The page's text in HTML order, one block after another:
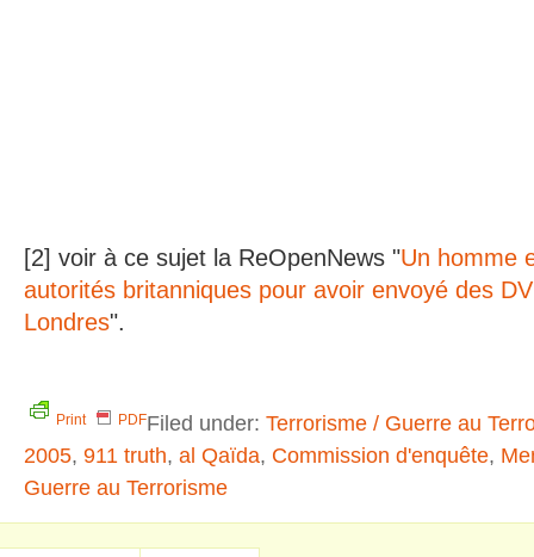
[2] voir à ce sujet la ReOpenNews "Un homme
autorités britanniques pour avoir envoyé des
Londres".
Print PDFFiled under: Terrorisme / Guerre au
2005, 911 truth, al Qaïda, Commission d'enquête,
Guerre au Terrorisme